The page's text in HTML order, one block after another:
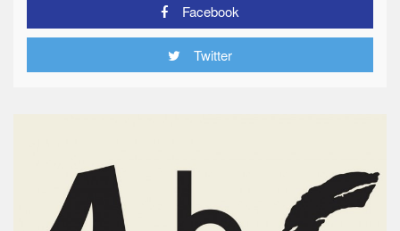
Facebook
Twitter